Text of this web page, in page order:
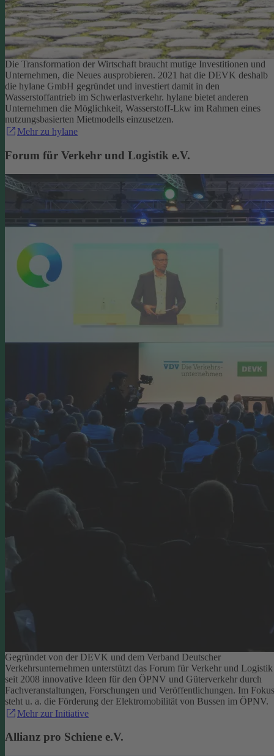
Die Transformation der Wirtschaft braucht mutige Investitionen und
Unternehmen, die Neues ausprobieren. 2021 hat die DEVK deshalb
die hylane GmbH gegründet und investiert damit in den
Wasserstoffantrieb im Schwerlastverkehr. hylane bietet anderen
Unternehmen die Möglichkeit, Wasserstoff-Lkw im Rahmen eines
nutzungsbasierten Mietmodells einzusetzen.
Mehr zu hylane
Forum für Verkehr und Logistik e.V.
Gegründet von der DEVK und dem Verband Deutscher
Verkehrsunternehmen unterstützt das Forum für Verkehr und Logistik
seit 2008 innovative Ideen für den ÖPNV und Güterverkehr durch
Fachveranstaltungen, Forschungen und Veröffentlichungen. Im Fokus
steht u. a. die Förderung der Elektromobilität von Bussen im ÖPNV.
Mehr zur Initiative
Allianz pro Schiene e.V.